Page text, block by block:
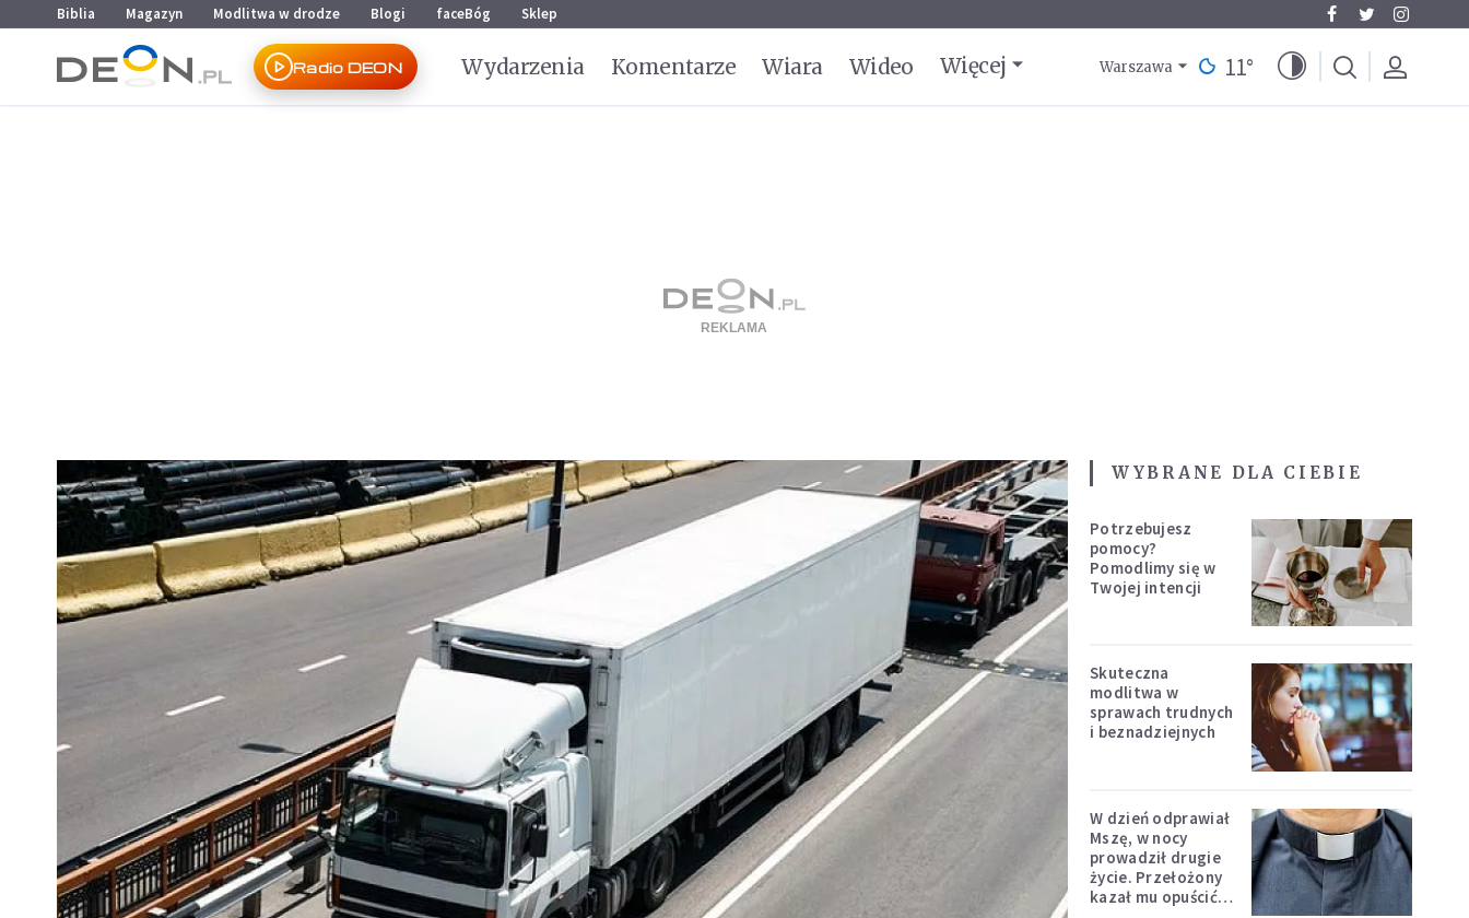
Przejdź do menu głównego
Przejdź do treści
Biblia Magazyn Modlitwa w drodze Blogi faceBóg Sklep
Radio DEON Wydarzenia Komentarze Wiara Wideo Więcej Warszawa 11°
WYBRANE DLA CIEBIE
Potrzebujesz
pomocy?
Pomodlimy się w
Twojej intencji
Skuteczna
modlitwa w
sprawach trudnych
i beznadziejnych
W dzień odprawiał
Mszę, w nocy
prowadził drugie
życie. Przełożony
kazał mu opuścić